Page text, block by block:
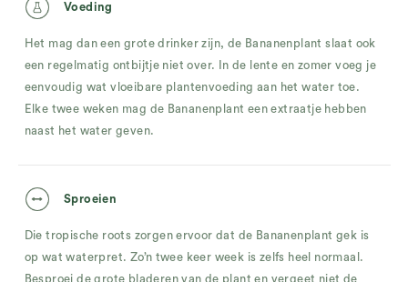
Voeding
Het mag dan een grote drinker zijn, de Bananenplant slaat ook
een regelmatig ontbijtje niet over. In de lente en zomer voeg je
eenvoudig wat vloeibare plantenvoeding aan het water toe.
Elke twee weken mag de Bananenplant een extraatje hebben
naast het water geven.
Sproeien
Die tropische roots zorgen ervoor dat de Bananenplant gek is
op wat waterpret. Zo’n twee keer week is zelfs heel normaal.
Besproei de grote bladeren van de plant en vergeet niet de